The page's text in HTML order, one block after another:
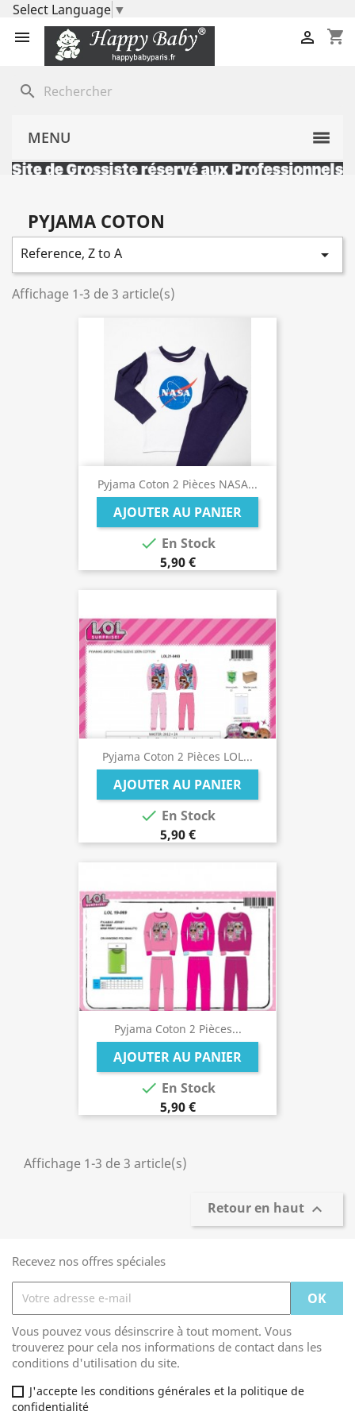
Select Language ▼
 shopping_cart

search
MENU
PYJAMA COTON
Reference, Z to A 
Affichage 1-3 de 3 article(s)
Pyjama Coton 2 Pièces NASA...
AJOUTER AU PANIER
 En Stock
5,90 €
Pyjama Coton 2 Pièces LOL...
AJOUTER AU PANIER
 En Stock
5,90 €
Pyjama Coton 2 Pièces...
AJOUTER AU PANIER
 En Stock
5,90 €
Affichage 1-3 de 3 article(s)
Retour en haut 
Recevez nos offres spéciales
Vous pouvez vous désinscrire à tout moment. Vous
trouverez pour cela nos informations de contact dans les
conditions d'utilisation du site.
J'accepte les conditions générales et la politique de
confidentialité